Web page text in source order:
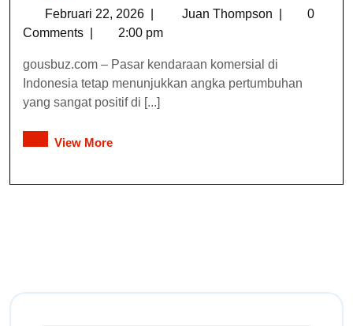
Februari 22, 2026 Juan Thompson
0
Comments
2:00 pm
gousbuz.com – Pasar kendaraan komersial di
Indonesia tetap menunjukkan angka pertumbuhan
yang sangat positif di [...]
View More